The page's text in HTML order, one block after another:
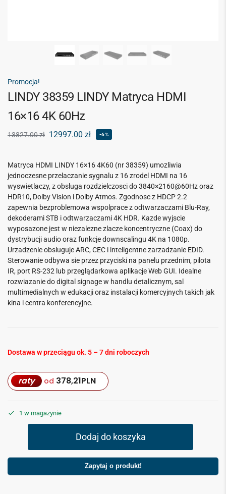
Promocja!
LINDY 38359 LINDY Matryca HDMI
16×16 4K 60Hz
13827.00zł 12997.00 zł -6%
Matryca HDMI LINDY 16×16 4K60 (nr 38359) umozliwia
jednoczesne przelaczanie sygnalu z 16 zrodel HDMI na 16
wyswietlaczy, z obsluga rozdzielczosci do 3840×2160@60Hz oraz
HDR10, Dolby Vision i Dolby Atmos. Zgodnosc z HDCP 2.2
zapewnia bezproblemowa wspolprace z odtwarzaczami Blu-Ray,
dekoderami STB i odtwarzaczami 4K HDR. Kazde wyjscie
wyposazone jest w niezalezne zlacze koncentryczne (Coax) do
dystrybucji audio oraz funkcje downscalingu 4K na 1080p.
Urzadzenie obsluguje ARC, CEC i inteligentne zarzadzanie EDID.
Sterowanie odbywa sie przez przyciski na panelu przednim, pilota
IR, port RS-232 lub przeglądarkowa aplikacje Web GUI. Idealne
rozwiazanie do digital signage w handlu detalicznym, sal
multimedialnych w edukacji oraz instalacji komercyjnych takich jak
kina i centra konferencyjne.
Dostawa w przeciągu ok. 5 – 7 dni roboczych
raty od 378,21PLN
1 w magazynie
Dodaj do koszyka